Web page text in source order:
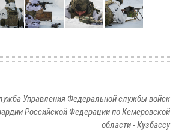
Управления Федеральной службы войск
Российской Федерации по Кемеровской
области - Кузбассу